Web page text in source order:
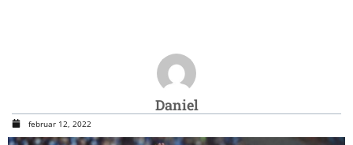
Daniel
februar 12, 2022